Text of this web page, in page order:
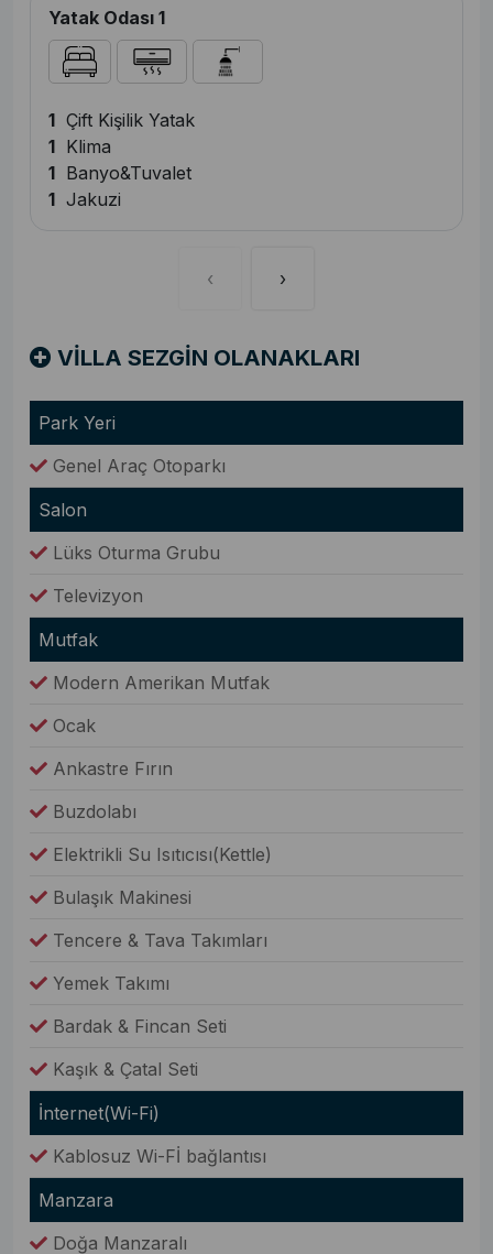
Yatak Odası 1
1 Çift Kişilik Yatak
1 Klima
1 Banyo&Tuvalet
1 Jakuzi
‹ ›
VİLLA SEZGİN OLANAKLARI
Park Yeri
Genel Araç Otoparkı
Salon
Lüks Oturma Grubu
Televizyon
Mutfak
Modern Amerikan Mutfak
Ocak
Ankastre Fırın
Buzdolabı
Elektrikli Su Isıtıcısı(Kettle)
Bulaşık Makinesi
Tencere & Tava Takımları
Yemek Takımı
Bardak & Fincan Seti
Kaşık & Çatal Seti
İnternet(Wi-Fi)
Kablosuz Wi-Fİ bağlantısı
Manzara
Doğa Manzaralı